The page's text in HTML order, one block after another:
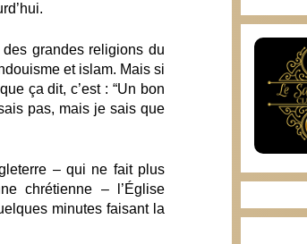
grandes religions du
et islam. Mais si
ça dit, c’est : “Un bon
pas, mais je sais que
– qui ne fait plus
chrétienne – l’Église
minutes faisant la